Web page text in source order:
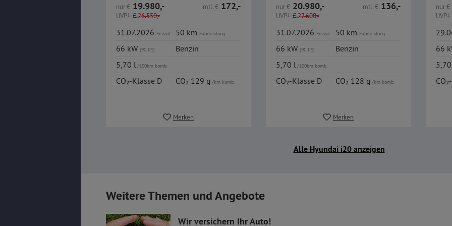
nur€ 19.980,-
UVP1 €26.550,-
mtl.€ 172,-
31.07.2026 Erstzul. 50 km Fahrleistung
66 kW (90 PS)
Benzin
5,70 l/100km komb.
CO₂-Klasse D CO₂ 129 g/km komb.
Merken
nur€ 20.980,-
UVP1 €27.600,-
mtl.€ 136,-
31.07.2026 Erstzul. 50 km Fahrleistung
66 kW (90 PS)
Benzin
5,70 l/100km komb.
CO₂-Klasse D CO₂ 128 g/km komb.
Merken
nur€
UVP1
66
Alle Hyundai i20 anzeigen
Weitere Themen und Angebote
Wir versichern Ihr Auto!